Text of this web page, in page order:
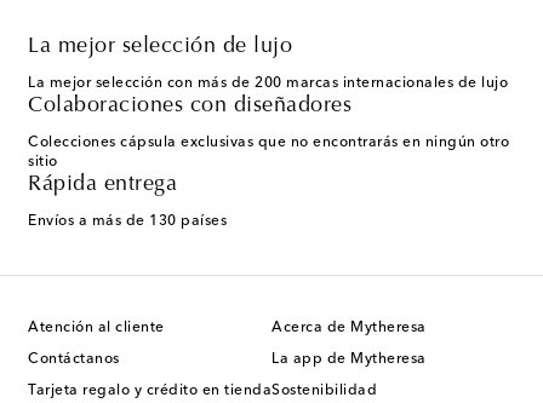
La mejor selección de lujo
La mejor selección con más de 200 marcas internacionales de lujo
Colaboraciones con diseñadores
Colecciones cápsula exclusivas que no encontrarás en ningún otro
sitio
Rápida entrega
Envíos a más de 130 países
Atención al cliente
Contáctanos
Tarjeta regalo y crédito en tienda
Acerca de Mytheresa
La app de Mytheresa
Sostenibilidad